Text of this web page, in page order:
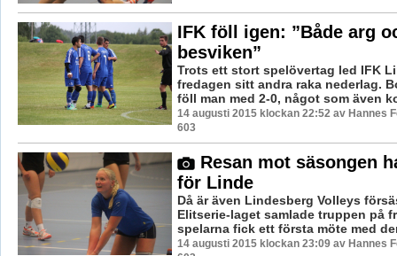
IFK föll igen: ”Både arg
besviken”
Trots ett stort spelövertag led IFK
fredagen sitt andra raka nederlag.
föll man med 2-0, något som även
14 augusti 2015 klockan 22:52 av Hannes
603
Resan mot säsongen
för Linde
Då är även Lindesberg Volleys
Elitserie-laget samlade truppen på
spelarna fick ett första möte med
14 augusti 2015 klockan 23:09 av Hannes